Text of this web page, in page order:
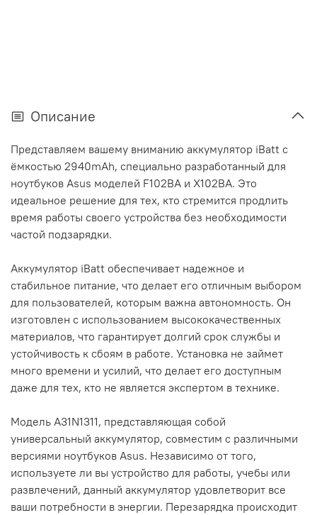
Описание
Представляем вашему вниманию аккумулятор iBatt с
ёмкостью 2940mAh, специально разработанный для
ноутбуков Asus моделей F102BA и X102BA. Это
идеальное решение для тех, кто стремится продлить
время работы своего устройства без необходимости
частой подзарядки.
Аккумулятор iBatt обеспечивает надежное и
стабильное питание, что делает его отличным выбором
для пользователей, которым важна автономность. Он
изготовлен с использованием высококачественных
материалов, что гарантирует долгий срок службы и
устойчивость к сбоям в работе. Установка не займет
много времени и усилий, что делает его доступным
даже для тех, кто не является экспертом в технике.
Модель A31N1311, представляющая собой
универсальный аккумулятор, совместим с различными
версиями ноутбуков Asus. Независимо от того,
используете ли вы устройство для работы, учебы или
развлечений, данный аккумулятор удовлетворит все
ваши потребности в энергии. Перезарядка происходит